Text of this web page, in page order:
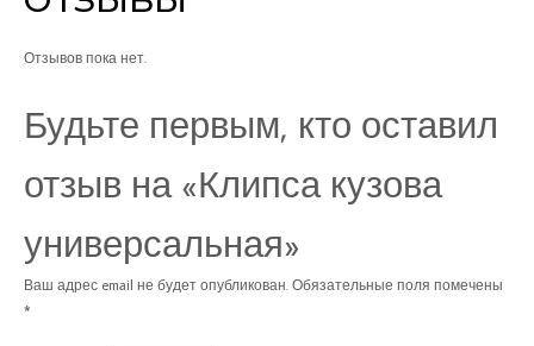
Отзывов пока нет.
Будьте первым, кто оставил
отзыв на «Клипса кузова
универсальная»
Ваш адрес email не будет опубликован. Обязательные поля помечены
*